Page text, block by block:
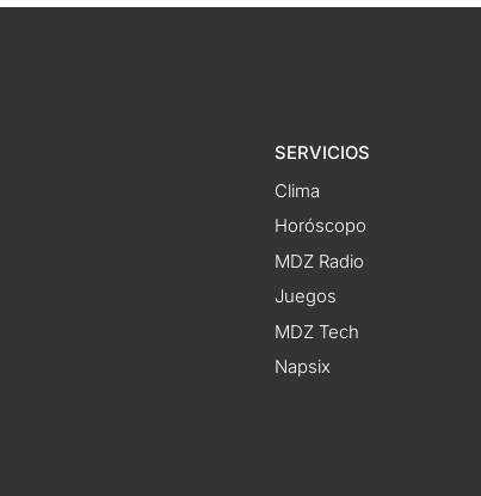
SERVICIOS
Clima
Horóscopo
MDZ Radio
Juegos
MDZ Tech
Napsix